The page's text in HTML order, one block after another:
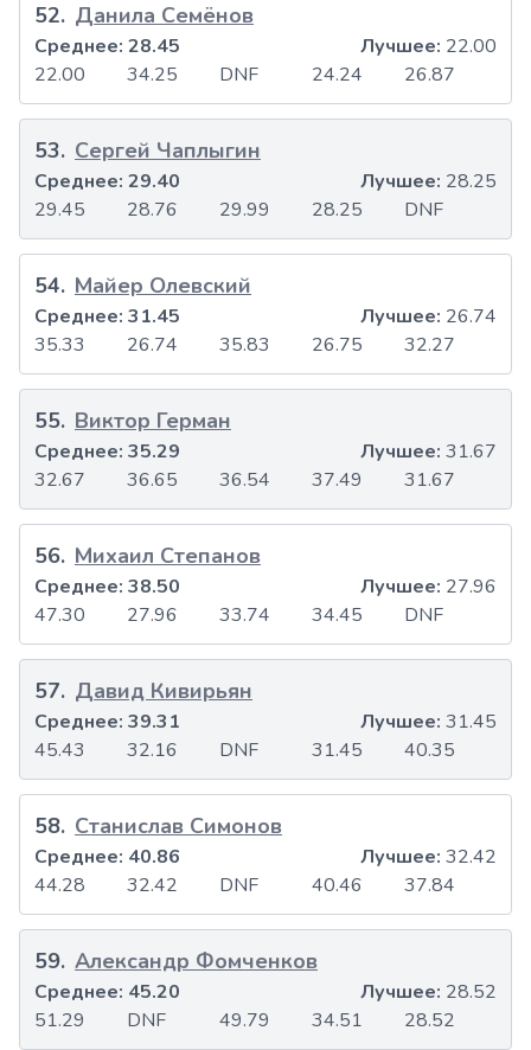
52. Данила Семёнов
22.00 34.25 DNF 24.24 26.87
Среднее: 28.45 Лучшее: 22.00
53. Сергей Чаплыгин
29.45 28.76 29.99 28.25 DNF
Среднее: 29.40 Лучшее: 28.25
54. Майер Олевский
35.33 26.74 35.83 26.75 32.27
Среднее: 31.45 Лучшее: 26.74
55. Виктор Герман
32.67 36.65 36.54 37.49 31.67
Среднее: 35.29 Лучшее: 31.67
56. Михаил Степанов
47.30 27.96 33.74 34.45 DNF
Среднее: 38.50 Лучшее: 27.96
57. Давид Кивирьян
45.43 32.16 DNF 31.45 40.35
Среднее: 39.31 Лучшее: 31.45
58. Станислав Симонов
44.28 32.42 DNF 40.46 37.84
Среднее: 40.86 Лучшее: 32.42
59. Александр Фомченков
51.29 DNF 49.79 34.51 28.52
Среднее: 45.20 Лучшее: 28.52